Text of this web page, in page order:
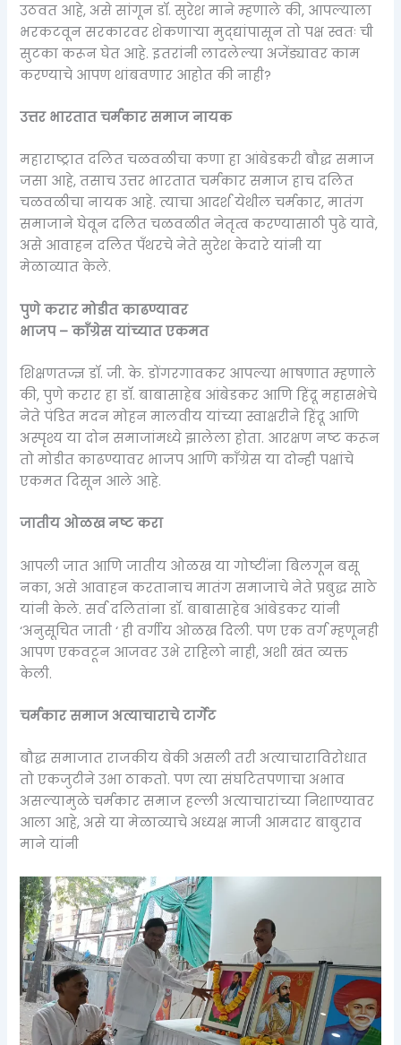
उठवत आहे, असे सांगून डॉ. सुरेश माने म्हणाले की, आपल्याला
भरकटवून सरकारवर शेकणाऱ्या मुद्द्यांपासून तो पक्ष स्वतः ची
सुटका करून घेत आहे. इतरांनी लादलेल्या अजेंड्यावर काम
करण्याचे आपण थांबवणार आहोत की नाही?
उत्तर भारतात चर्मकार समाज नायक
महाराष्ट्रात दलित चळवळीचा कणा हा आंबेडकरी बौद्ध समाज
जसा आहे, तसाच उत्तर भारतात चर्मकार समाज हाच दलित
चळवळीचा नायक आहे. त्याचा आदर्श येथील चर्मकार, मातंग
समाजाने घेवून दलित चळवळीत नेतृत्व करण्यासाठी पुढे यावे,
असे आवाहन दलित पँथरचे नेते सुरेश केदारे यांनी या
मेळाव्यात केले.
पुणे करार मोडीत काढण्यावर
भाजप – काँग्रेस यांच्यात एकमत
शिक्षणतज्ज्ञ डॉ. जी. के. डोंगरगावकर आपल्या भाषणात म्हणाले
की, पुणे करार हा डॉ. बाबासाहेब आंबेडकर आणि हिंदू महासभेचे
नेते पंडित मदन मोहन मालवीय यांच्या स्वाक्षरीने हिंदू आणि
अस्पृश्य या दोन समाजांमध्ये झालेला होता. आरक्षण नष्ट करून
तो मोडीत काढण्यावर भाजप आणि काँग्रेस या दोन्ही पक्षांचे
एकमत दिसून आले आहे.
जातीय ओळख नष्ट करा
आपली जात आणि जातीय ओळख या गोष्टींना बिलगून बसू
नका, असे आवाहन करतानाच मातंग समाजाचे नेते प्रबुद्ध साठे
यांनी केले. सर्व दलितांना डॉ. बाबासाहेब आंबेडकर यांनी
‘अनुसूचित जाती ‘ ही वर्गीय ओळख दिली. पण एक वर्ग म्हणूनही
आपण एकवटून आजवर उभे राहिलो नाही, अशी खंत व्यक्त
केली.
चर्मकार समाज अत्याचाराचे टार्गेट
बौद्ध समाजात राजकीय बेकी असली तरी अत्याचाराविरोधात
तो एकजुटीने उभा ठाकतो. पण त्या संघटितपणाचा अभाव
असल्यामुळे चर्मकार समाज हल्ली अत्याचारांच्या निशाण्यावर
आला आहे, असे या मेळाव्याचे अध्यक्ष माजी आमदार बाबुराव
माने यांनी